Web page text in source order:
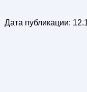
Дата публикации: